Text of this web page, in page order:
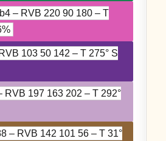
– RVB 220 90 180 – T
103 50 142 – T 275° S
RVB 197 163 202 – T 292°
– RVB 142 101 56 – T 31°